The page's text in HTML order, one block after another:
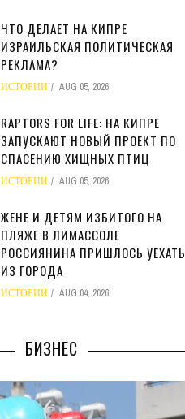
ЧТО ДЕЛАЕТ НА КИПРЕ
ИЗРАИЛЬСКАЯ ПОЛИТИЧЕСКАЯ
РЕКЛАМА?
ИСТОРИИ AUG 05, 2026
RAPTORS FOR LIFE: НА КИПРЕ
ЗАПУСКАЮТ НОВЫЙ ПРОЕКТ ПО
СПАСЕНИЮ ХИЩНЫХ ПТИЦ
ИСТОРИИ AUG 05, 2026
ЖЕНЕ И ДЕТЯМ ИЗБИТОГО НА
ПЛЯЖЕ В ЛИМАССОЛЕ
РОССИЯНИНА ПРИШЛОСЬ УЕХАТЬ
ИЗ ГОРОДА
ИСТОРИИ AUG 04, 2026
БИЗНЕС